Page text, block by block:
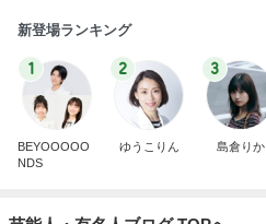
新登場ランキング
1
BEYOOOOO
NDS
2
ゆうこりん
3
島倉りか